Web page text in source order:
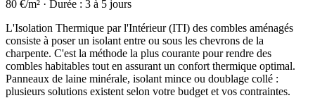
80 €/m² · Durée : 3 à 5 jours
L'Isolation Thermique par l'Intérieur (ITI) des combles aménagés
consiste à poser un isolant entre ou sous les chevrons de la
charpente. C'est la méthode la plus courante pour rendre des
combles habitables tout en assurant un confort thermique optimal.
Panneaux de laine minérale, isolant mince ou doublage collé :
plusieurs solutions existent selon votre budget et vos contraintes.